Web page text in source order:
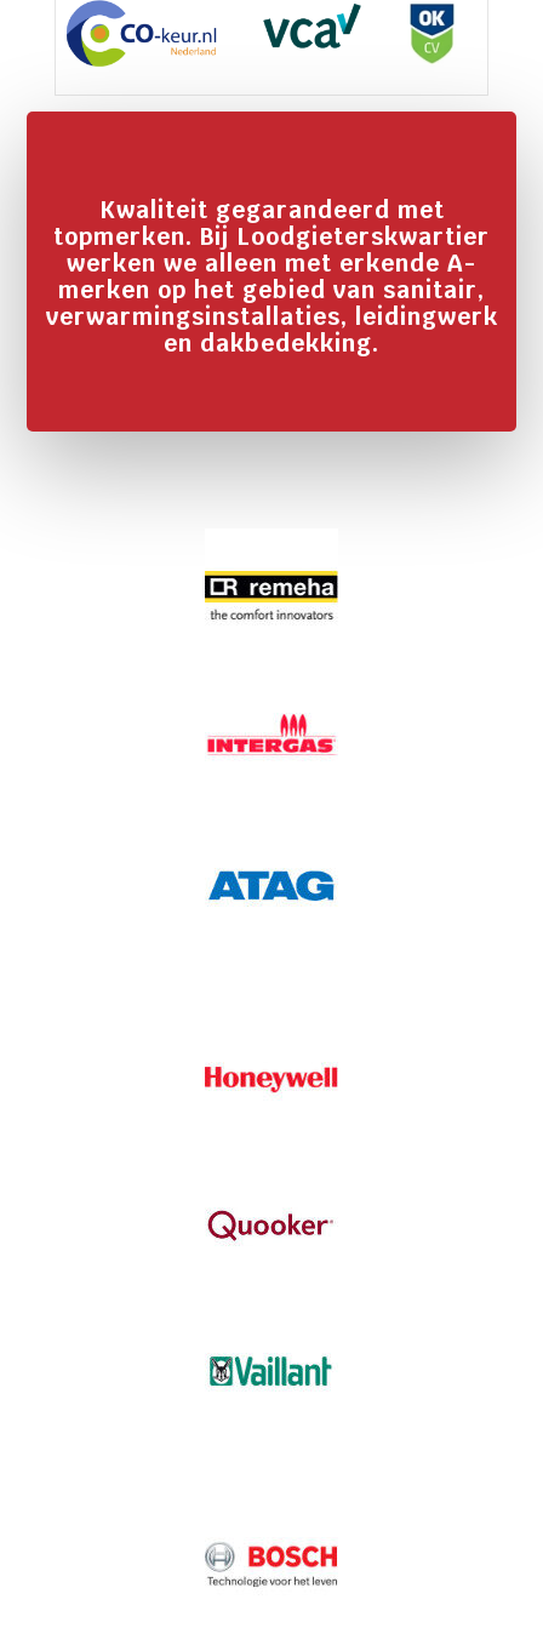
Kwaliteit gegarandeerd met
topmerken. Bij Loodgieterskwartier
werken we alleen met erkende A-
merken op het gebied van sanitair,
verwarmingsinstallaties, leidingwerk
en dakbedekking.